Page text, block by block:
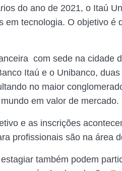
do ano de 2021, o Itaú
em tecnologia. O objetivo é
com sede na cidade
Itaú e o Unibanco,
no maior
em valor de mercado.
e as inscrições
profissionais são na área
também podem